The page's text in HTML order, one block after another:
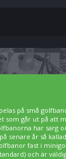
på små
som går ut på att
har sarg
senare år så
fast i
och är